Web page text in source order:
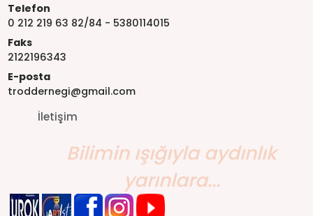
Telefon
0 212 219 63 82/84 - 5380114015
Faks
2122196343
E-posta
troddernegi@gmail.com
İletişim
Bilimin ışığıyla aydınlık
yarınlara...